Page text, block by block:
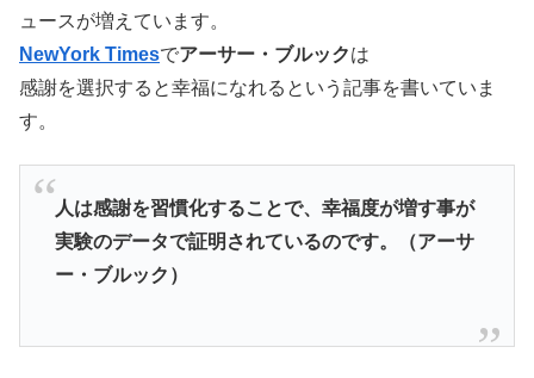
ュースが増えています。
NewYork Timesでアーサー・ブルックは
感謝を選択すると幸福になれるという記事を書いていま
す。
人は感謝を習慣化することで、幸福度が増す事が
実験のデータで証明されているのです。（アーサ
ー・ブルック）